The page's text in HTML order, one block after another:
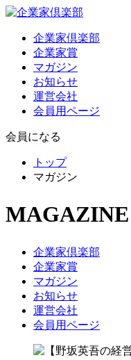
企業家倶楽部
企業家賞
マガジン
お知らせ
運営会社
会員用ページ
会員になる
トップ
マガジン
MAGAZINE
企業家倶楽部
企業家賞
マガジン
お知らせ
運営会社
会員用ページ